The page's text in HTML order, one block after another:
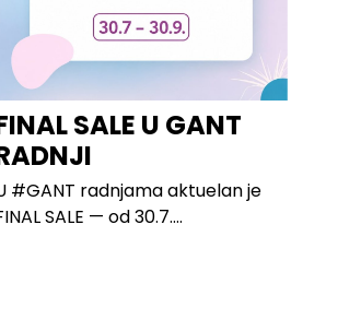
SALE U GANT
#GANT radnjama aktuelan je
SALE — od 30.7....